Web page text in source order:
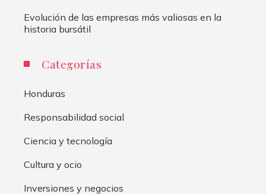
Evolución de las empresas más valiosas en la
historia bursátil
Categorías
Honduras
Responsabilidad social
Ciencia y tecnología
Cultura y ocio
Inversiones y negocios